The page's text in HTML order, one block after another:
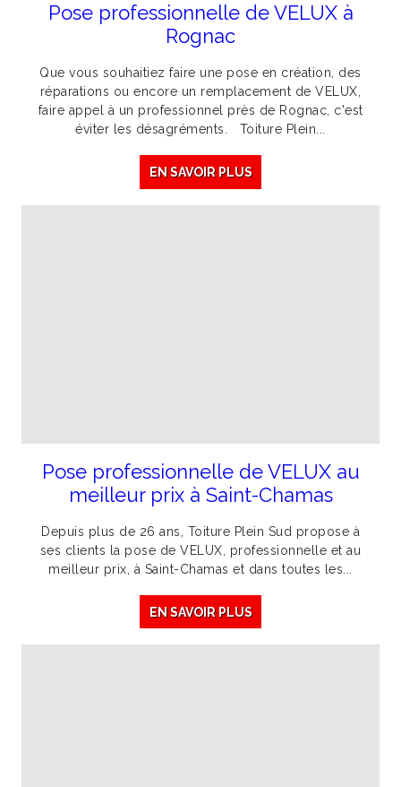
Pose professionnelle de VELUX à
Rognac
Que vous souhaitiez faire une pose en création, des
réparations ou encore un remplacement de VELUX,
faire appel à un professionnel près de Rognac, c'est
éviter les désagréments. Toiture Plein...
EN SAVOIR PLUS
Pose professionnelle de VELUX au
meilleur prix à Saint-Chamas
Depuis plus de 26 ans, Toiture Plein Sud propose à
ses clients la pose de VELUX, professionnelle et au
meilleur prix, à Saint-Chamas et dans toutes les...
EN SAVOIR PLUS